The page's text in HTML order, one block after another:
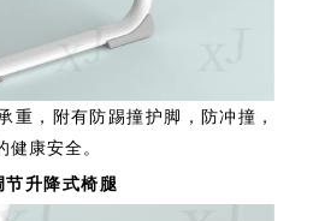
重，附有防踢撞护脚，防冲撞，
健康安全。
节升降式椅腿